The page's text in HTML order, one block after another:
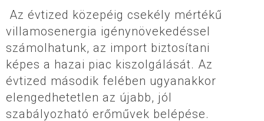
Az évtized közepéig csekély mértékű
villamosenergia igénynövekedéssel
számolhatunk, az import biztosítani
képes a hazai piac kiszolgálását. Az
évtized második felében ugyanakkor
elengedhetetlen az újabb, jól
szabályozható erőművek belépése.